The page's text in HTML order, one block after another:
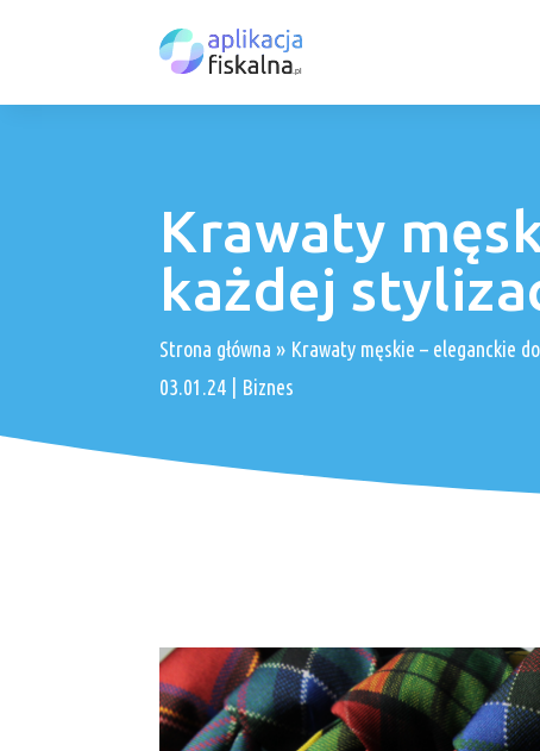
Krawaty
każdej
Strona główna » Krawaty męskie – eleganckie
03.01.24
Biznes